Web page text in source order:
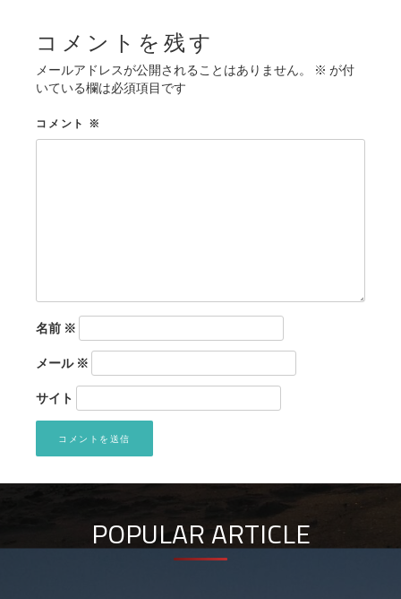
コメントを残す
メールアドレスが公開されることはありません。 ※ が付
いている欄は必須項目です
コメント ※
名前 ※
メール※
サイト
POPULAR ARTICLE